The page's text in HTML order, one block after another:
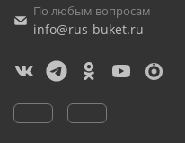
По любым вопросам
info@rus-buket.ru